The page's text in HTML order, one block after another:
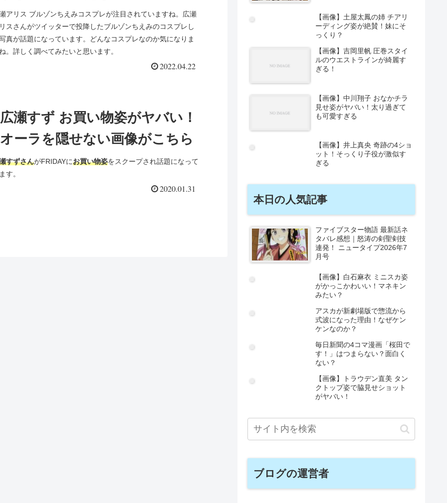
アリス ブルゾンちえみコスプレが注目されていますね。広瀬
スさんがツイッターで投降したブルゾンちえみのコスプレし
真が話題になっています。どんなコスプレなのか気になりま
。詳しく調べてみたいと思います。
2022.04.22
広瀬すず お買い物姿がヤバい！
オーラを隠せない画像がこちら
すずさんがFRIDAYにお買い物姿をスクープされ話題になって
す。
2020.01.31
【画像】土屋太鳳の姉 チアリ
ーディング姿が絶賛！妹にそ
っくり？
【画像】吉岡里帆 圧巻スタイ
ルのウエストラインが綺麗す
ぎる！
【画像】中川翔子 おなかチラ
見せ姿がヤバい！太り過ぎて
も可愛すぎる
【画像】井上真央 奇跡の4ショ
ット！そっくり子役が激似す
ぎる
本日の人気記事
ファイブスター物語 最新話ネ
タバレ感想｜怒涛の剣聖剣技
連発！ ニュータイプ2026年7
月号
【画像】白石麻衣 ミニスカ姿
がかっこかわいい！マネキン
みたい？
アスカが新劇場版で惣流から
式波になった理由！なぜケン
ケンなのか？
毎日新聞の4コマ漫画「桜田で
す！」はつまらない？面白く
ない？
【画像】トラウデン直美 タン
クトップ姿で脇見せショット
がヤバい！
ブログの運営者